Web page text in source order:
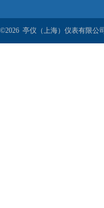
©2026 亭仪（上海）仪表有限公